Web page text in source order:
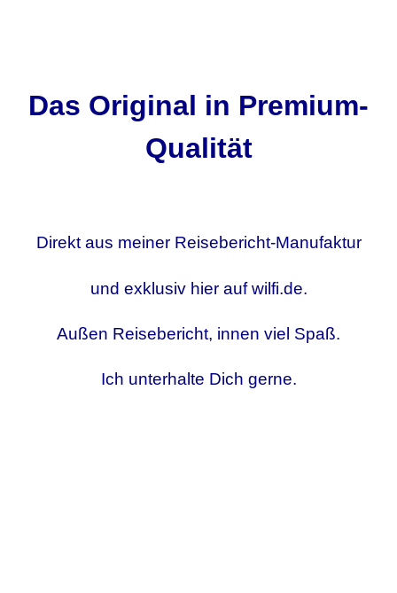
Das Original in Premium-
Qualität
Direkt aus meiner Reisebericht-Manufaktur
und exklusiv hier auf wilfi.de.
Außen Reisebericht, innen viel Spaß.
Ich unterhalte Dich gerne.